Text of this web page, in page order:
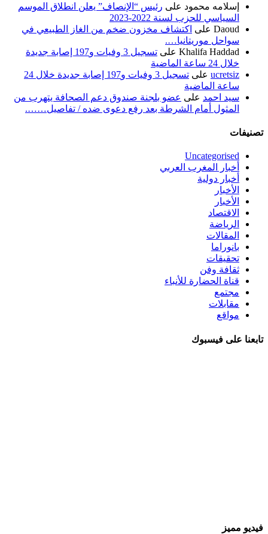
إسلامه محمود على رئيس “الإنصاف” يعلن انطلاق الموسم
السياسي للحزب لسنة 2022-2023
Daoud على اكتشاف مخزون ضخم من الغاز الطبيعي في
سواحل موريتانيا….
Khalifa Haddad على
تسجيل 3 وفيات و197 إصابة جديدة
خلال 24 ساعة الماضية
ucretsiz على
تسجيل 3 وفيات و197 إصابة جديدة خلال 24
ساعة الماضية
سيد احمد على عضو بلجنة صندوق دعم الصحافة يتهرب من
المثول أمام الشرطة بعد رفع دعوى ضده / تفاصيل…….
تصنيفات
Uncategorised
أخبار المغرب العربي
أخبار دولية
الأخبار
الأخبار
الاقتصاد
الرياضة
المقالات
بانوراما
تحقيقات
ثقافة وفن
قناة الحضارة للأنباء
مجتمع
مقابلات
مواقع
تابعنا على فيسبوك
فيديو مميز